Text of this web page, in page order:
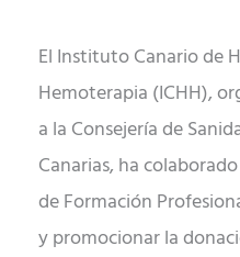
El Instituto Canario de
Hemoterapia (ICHH),
a la Consejería de
Canarias, ha
de Formación
y promocionar la